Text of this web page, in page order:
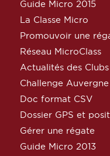
Guide Micro 2015
La Classe Micro
Promouvoir une
Réseau MicroClass
Actualités des
Challenge
Doc format CSV
Dossier GPS et
Gérer une régate
Guide Micro 2013